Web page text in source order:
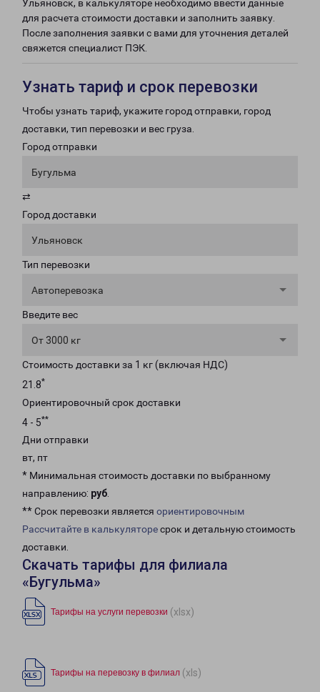
Ульяновск, в калькуляторе необходимо ввести данные
для расчета стоимости доставки и заполнить заявку.
После заполнения заявки с вами для уточнения деталей
свяжется специалист ПЭК.
Узнать тариф и срок перевозки
Чтобы узнать тариф, укажите город отправки, город
доставки, тип перевозки и вес груза.
Город отправки
Бугульма
⇄
Город доставки
Ульяновск
Тип перевозки
Автоперевозка
Введите вес
От 3000 кг
Стоимость доставки за 1 кг (включая НДС)
21.8*
Ориентировочный срок доставки
4 - 5**
Дни отправки
вт, пт
* Минимальная стоимость доставки по выбранному
направлению: руб.
** Срок перевозки является ориентировочным
Рассчитайте в калькуляторесрок и детальную стоимость
доставки.
Скачать тарифы для филиала
«Бугульма»
Тарифы на услуги перевозки (xlsx)
Тарифы на перевозку в филиал (xls)